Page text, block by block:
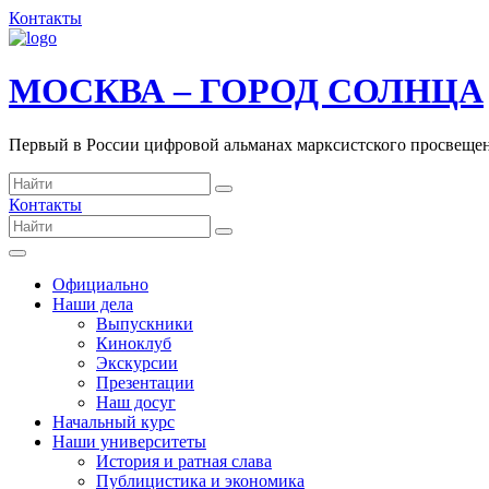
Контакты
МОСКВА – ГОРОД СОЛНЦА
Первый в России цифровой альманах марксистского
Контакты
Официально
Наши дела
Выпускники
Киноклуб
Экскурсии
Презентации
Наш досуг
Начальный курс
Наши университеты
История и ратная слава
Публицистика и экономика